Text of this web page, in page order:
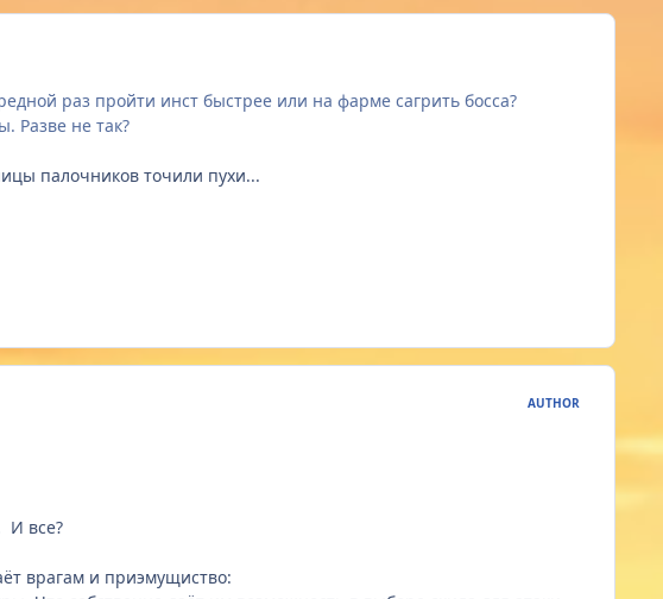
раз пройти инст быстрее или на фарме сагрить босса?
Разве не так?
палочников точили пухи...
AUTHOR
И все?
врагам и приэмущиство: